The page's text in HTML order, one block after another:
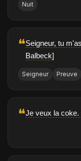
Nuit
❝Seigneur, tu
Balbeck]
Seigneur Preuve
❝Je veux la coke.